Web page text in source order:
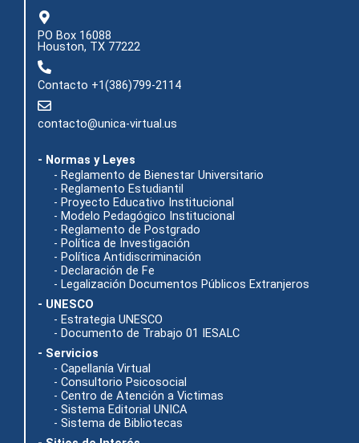
PO Box 16088
Houston, TX 77222
Contacto +1(386)799-2114
contacto@unica-virtual.us
- Normas y Leyes
- Reglamento de Bienestar Universitario
- Reglamento Estudiantil
- Proyecto Educativo Institucional
- Modelo Pedagógico Institucional
- Reglamento de Postgrado
- Política de Investigación
- Política Antidiscriminación
- Declaración de Fe
- Legalización Documentos Públicos Extranjeros
- UNESCO
- Estrategia UNESCO
- Documento de Trabajo 01 IESALC
- Servicios
- Capellanía Virtual
- Consultorio Psicosocial
- Centro de Atención a Victimas
- Sistema Editorial UNICA
- Sistema de Bibliotecas